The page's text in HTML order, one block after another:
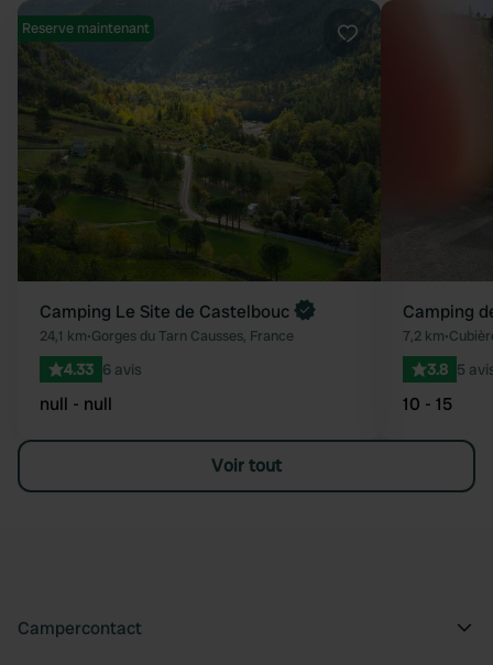
Préféré
Reserve maintenant
Camping Le Site de Castelbouc
24,1 km•Gorges du Tarn Causses, France
4.33 6 avis
null - null
Camping
7,2 km•
3.8 5
10 - 15
Voir tout
Campercontact